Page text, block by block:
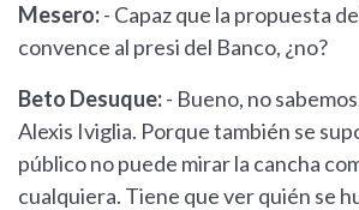
Mesero:- Capaz que la propuesta
convence al presi del Banco, ¿no?
Beto Desuque:- Bueno, no
Alexis Iviglia. Porque también se
público no puede mirar la cancha
cualquiera. Tiene que ver quién se